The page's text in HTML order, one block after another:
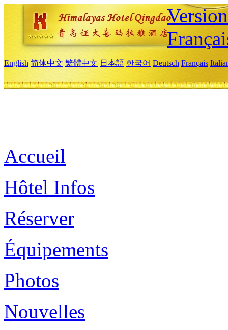
English 简体中文 繁體中文 日本語 한국어 Deutsch Français
Accueil
Hôtel Infos
Réserver
Équipements
Photos
Nouvelles